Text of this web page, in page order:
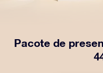
Pacote de